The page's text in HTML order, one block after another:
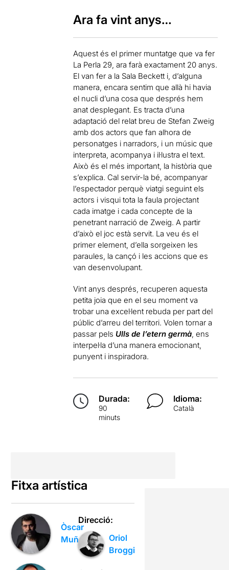
Ara fa vint anys…
Aquest és el primer muntatge que va fer
La Perla 29, ara farà exactament 20 anys.
El van fer a la Sala Beckett i, d’alguna
manera, encara sentim que allà hi havia
el nucli d’una cosa que després hem
anat desplegant. Es tracta d’una
adaptació del relat breu de Stefan Zweig
amb dos actors que fan alhora de
personatges i narradors, i un músic que
interpreta, acompanya i il·lustra el text.
Això és el més important, la història que
s’explica. Cal servir-la bé, acompanyar
l’espectador perquè viatgi seguint els
actors i visqui tota la faula projectant
cada imatge i cada concepte de la
penetrant narració de Zweig. A partir
d’això el joc està servit. La veu és el
primer element, d’ella sorgeixen les
paraules, la cançó i les accions que es
van desenvolupant.
Vint anys després, recuperen aquesta
petita joia que en el seu moment va
trobar una excel·lent rebuda per part del
públic d’arreu del territori. Volen tornar a
passar pels Ulls de l’etern germà , ens
interpel·la d’una manera emocionant,
punyent i inspiradora.
Durada:
90
minuts
Idioma:
Català
Fitxa artística
Òscar
Muñoz
Direcció:
Oriol
Broggi